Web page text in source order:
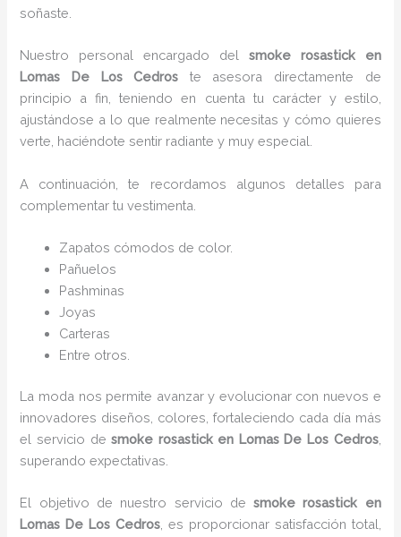
soñaste.
Nuestro personal encargado del smoke rosasticken
Lomas De Los Cedros te asesora directamente de
principio a fin, teniendo en cuenta tu carácter y estilo,
ajustándose a lo que realmente necesitas y cómo quieres
verte, haciéndote sentir radiante y muy especial.
A continuación, te recordamos algunos detalles para
complementar tu vestimenta.
Zapatos cómodos de color.
Pañuelos
Pashminas
Joyas
Carteras
Entre otros.
La moda nos permite avanzar y evolucionar con nuevos e
innovadores diseños, colores, fortaleciendo cada día más
el servicio desmoke rosasticken Lomas De Los Cedros,
superando expectativas.
El objetivo de nuestro servicio desmoke rosastick en
Lomas De Los Cedros , es proporcionar satisfacción total,